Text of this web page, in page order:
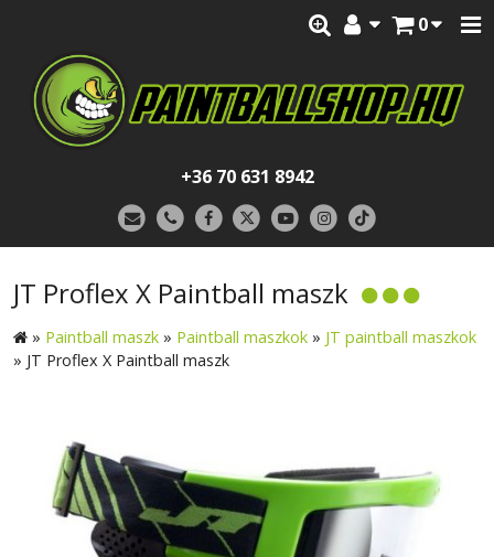
0
+36 70 631 8942
JT Proflex X Paintball maszk
» Paintball maszk » Paintball maszkok » JT paintball maszkok
» JT Proflex X Paintball maszk